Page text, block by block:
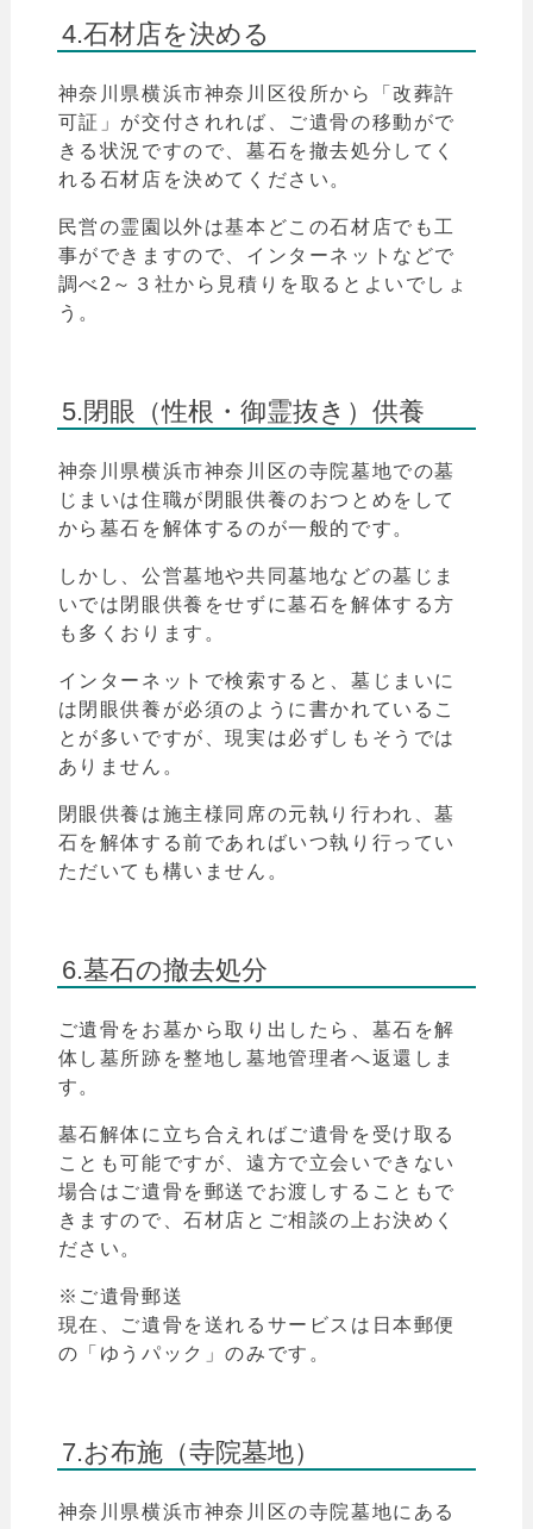
4.石材店を決める
神奈川県横浜市神奈川 区役所から 「改葬許
可証」が交付されれば、ご遺骨の移動がで
きる状況ですので、墓石を撤去処分してく
れる石材店を決めてください。
民営の霊園以外は基本どこの石材店でも工
事ができますので、インターネットなどで
調べ2～３社から見積りを取るとよいでしょ
う。
5.閉眼（性根・御霊抜き）供養
神奈川県横浜市神奈川区の寺院墓地での墓
じまいは住職が閉眼供養のおつとめをして
から墓石を解体するのが一般的です。
しかし、公営墓地や共同墓地などの墓じま
いでは 閉眼供養をせずに墓石を解体する方
も多くおります。
インターネットで検索すると、墓じまいに
は閉眼供養が必須のように書かれているこ
とが多いですが、現実は必ずしもそうでは
ありません。
閉眼供養は施主様同席の元執り行われ、墓
石を解体する前であればいつ執り行ってい
ただいても構いません。
6.墓石の撤去処分
ご遺骨をお墓から取り出したら、墓石を解
体し墓所跡を整地し墓地管理者へ返還しま
す。
墓石解体に立ち合えればご遺骨を受け取る
ことも可能ですが、遠方で立会いできない
場合はご遺骨を郵送でお渡しすることもで
きますので、石材店とご相談の上お決めく
ださい。
※ご遺骨郵送
現在、ご遺骨を送れるサービスは日本郵便
の「 ゆうパック 」のみです。
7.お布施（寺院墓地）
神奈川県横浜市神奈川区の寺院墓地にある